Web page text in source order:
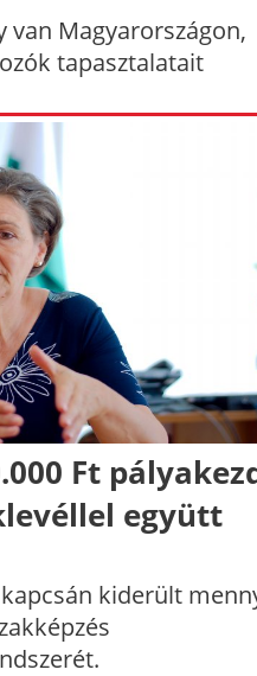
Magyarországon,
tapasztalatait
Ft
együtt
kiderült